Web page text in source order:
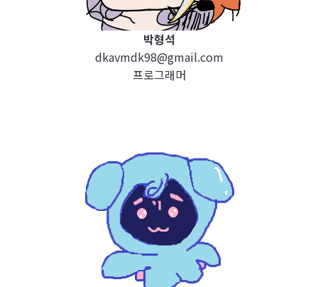
박형석
dkavmdk98@gmail.com
프로그래머